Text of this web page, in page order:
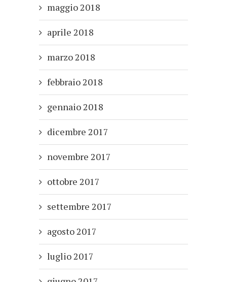
maggio 2018
aprile 2018
marzo 2018
febbraio 2018
gennaio 2018
dicembre 2017
novembre 2017
ottobre 2017
settembre 2017
agosto 2017
luglio 2017